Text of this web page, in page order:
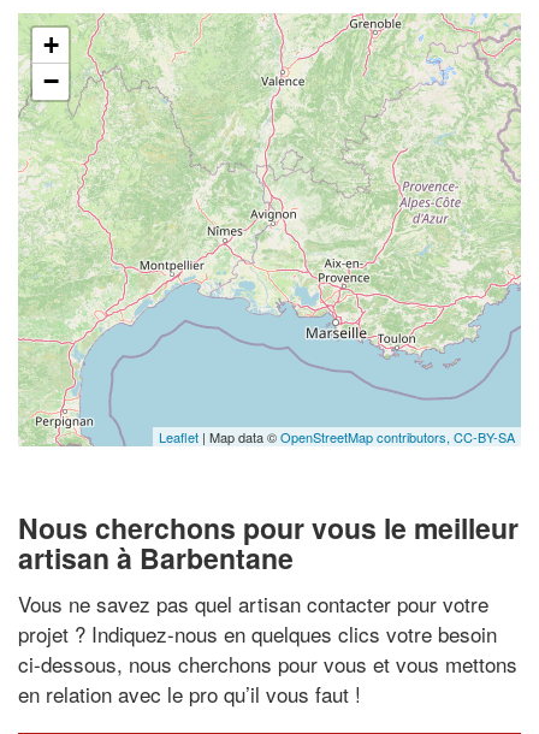
+
−
Leaflet | Map data ©OpenStreetMap contributors, CC-BY-SA
Nous cherchons pour vous le meilleur
artisan à Barbentane
Vous ne savez pas quel artisan contacter pour votre
projet ? Indiquez-nous en quelques clics votre besoin
ci-dessous, nous cherchons pour vous et vous mettons
en relation avec le pro qu’il vous faut !